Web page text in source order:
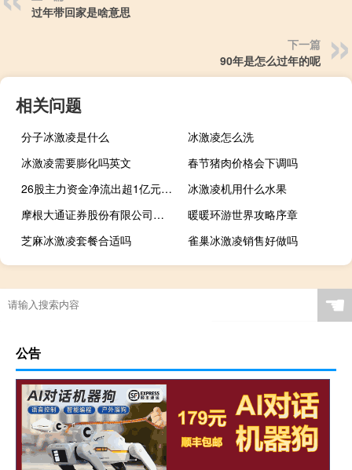
过年带回家是啥意思
下一篇
90年是怎么过年的呢
相关问题
分子冰激凌是什么
冰激凌怎么洗
冰激凌需要膨化吗英文
春节猪肉价格会下调吗
26股主力资金净流出超1亿元比亚迪、剑桥科技净流出超4亿元
冰激凌机用什么水果
摩根大通证券股份有限公司分析师Nick Lai将零跑汽车H股评级上调至超配（之前为中性）目标价38.50港元即有望（较11月3日收盘价）上涨28%
暖暖环游世界攻略序章
芝麻冰激凌套餐合适吗
雀巢冰激凌销售好做吗
☚
公告